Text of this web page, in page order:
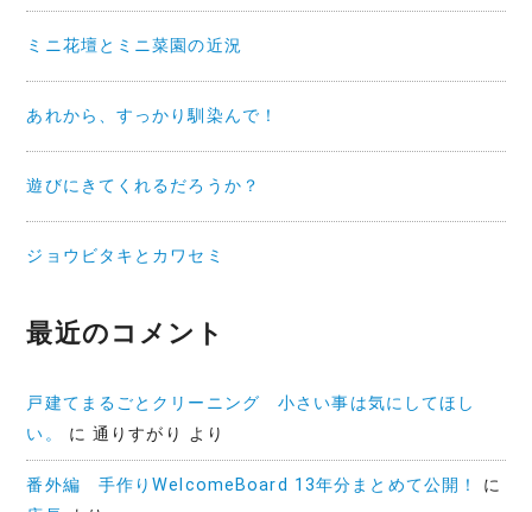
ミニ花壇とミニ菜園の近況
あれから、すっかり馴染んで！
遊びにきてくれるだろうか？
ジョウビタキとカワセミ
最近のコメント
戸建てまるごとクリーニング 小さい事は気にしてほし
い。
に通りすがり より
番外編 手作りWelcomeBoard 13年分まとめて公開！
に